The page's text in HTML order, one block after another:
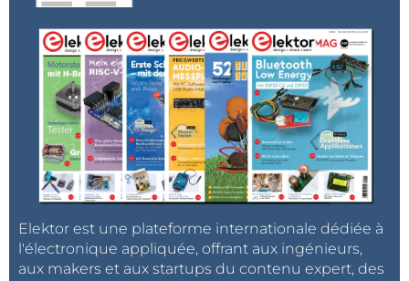
Elektor est une plateforme internationale dédiée à
l'électronique appliquée, offrant aux ingénieurs,
aux makers et aux startups du contenu expert, des